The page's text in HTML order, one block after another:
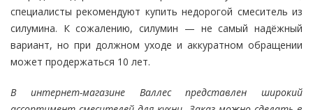
специалисты рекомендуют купить недорогой смеситель из
силумина. К сожалению, силумин — не самый надёжный
вариант, но при должном уходе и аккуратном обращении
может продержаться 10 лет.
В интернет-магазине Валлес представлен широкий